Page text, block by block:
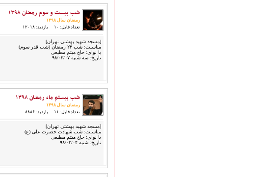
شب بیست و سوم رمضان ۱۳۹۸
رمضان سال ۱۳۹۸
تعداد فایل: ۱۰
بازدید: ۱۲۰۱۸
[مسجد شهید بهشتی تهران]
مناسبت: شب ۲۳ رمضان (شب قدر سوم)
با نوای: حاج میثم مطیعی
تاریخ: سه شنبه ۹۸/۰۳/۰۷
شب بیستم ماه رمضان ۱۳۹۸
رمضان سال ۱۳۹۸
تعداد فایل: ۱۱
بازدید: ۸۸۸۶
[مسجد شهید بهشتی تهران]
مناسبت: شب شهادت حضرت علی (ع)
با نوای: حاج میثم مطیعی
تاریخ: شنبه ۹۸/۰۳/۰۴